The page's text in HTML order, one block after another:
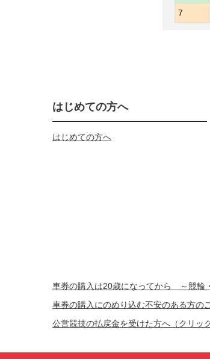
7
はじめての方へ
はじめての方へ
車券の購入は20歳になってから ～競輪
車券の購入にのめり込む不安のある方の
公営競技の払戻金を受けた方へ（クリッ